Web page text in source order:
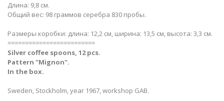
Длина: 9,8 см.
Общий вес: 98 граммов серебра 830 пробы.
Размеры коробки: длина: 12,2 см, ширина: 13,5 см, высота: 3,3 см.
=========================
Silver coffee spoons, 12 pcs.
Pattern "Mignon".
In the box.
Sweden, Stockholm, year 1967, workshop GAB.